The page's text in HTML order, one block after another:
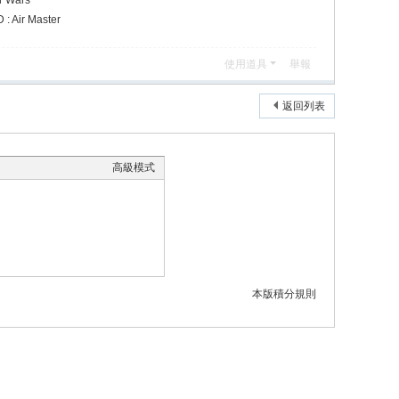
: Air Master
使用道具 舉報
返回列表
高級模式
本版積分規則